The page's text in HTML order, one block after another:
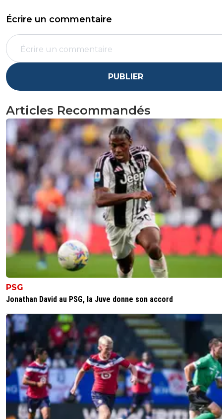
Écrire un commentaire
PUBLIER
Articles Recommandés
PSG
Jonathan David au PSG, la Juve donne son accord